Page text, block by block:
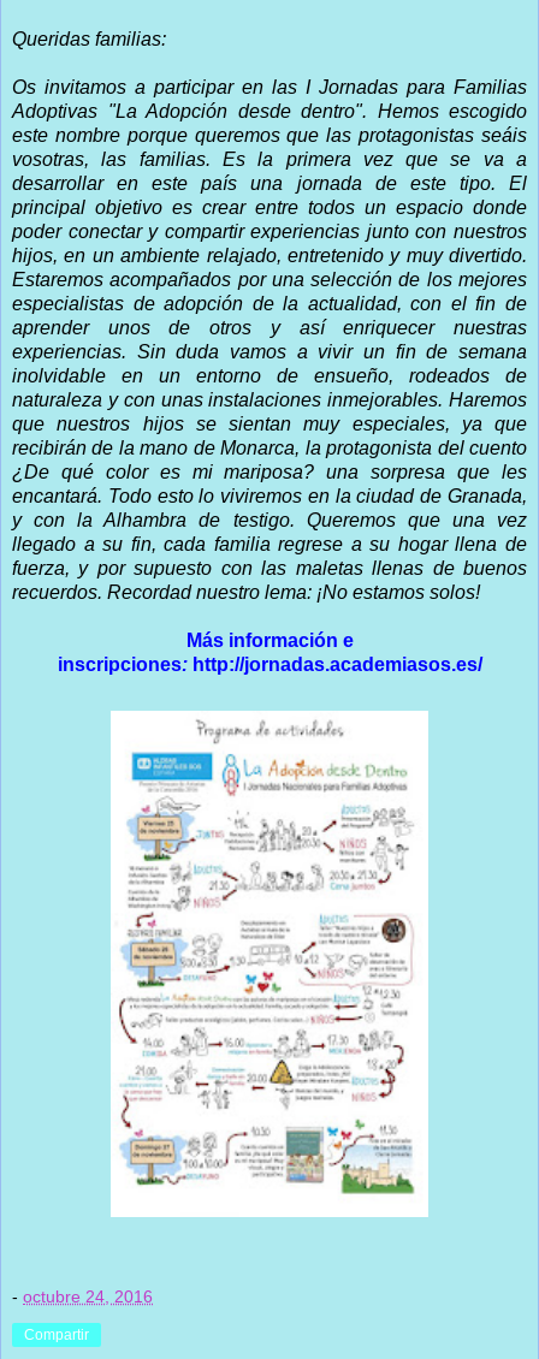
Queridas familias:
Os invitamos a participar en las I Jornadas para Familias
Adoptivas "La Adopción desde dentro". Hemos escogido
este nombre porque queremos que las protagonistas seáis
vosotras, las familias. Es la primera vez que se va a
desarrollar en este país una jornada de este tipo. El
principal objetivo es crear entre todos un espacio donde
poder conectar y compartir experiencias junto con nuestros
hijos, en un ambiente relajado, entretenido y muy divertido.
Estaremos acompañados por una selección de los mejores
especialistas de adopción de la actualidad, con el fin de
aprender unos de otros y así enriquecer nuestras
experiencias. Sin duda vamos a vivir un fin de semana
inolvidable en un entorno de ensueño, rodeados de
naturaleza y con unas instalaciones inmejorables. Haremos
que nuestros hijos se sientan muy especiales, ya que
recibirán de la mano de Monarca, la protagonista del cuento
¿De qué color es mi mariposa? una sorpresa que les
encantará. Todo esto lo viviremos en la ciudad de Granada,
y con la Alhambra de testigo. Queremos que una vez
llegado a su fin, cada familia regrese a su hogar llena de
fuerza, y por supuesto con las maletas llenas de buenos
recuerdos. Recordad nuestro lema: ¡No estamos solos!
Más información e
inscripciones: http://jornadas.academiasos.es/
- octubre 24, 2016
Compartir